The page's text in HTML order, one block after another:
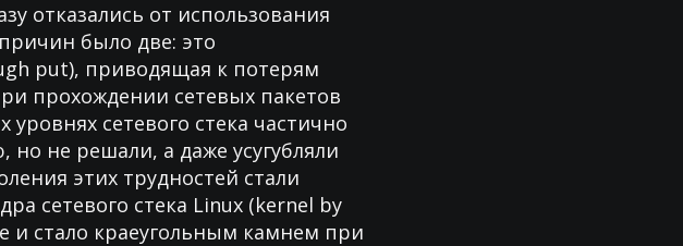
отказались от использования
было две: это
put), приводящая к потерям
прохождении сетевых пакетов
сетевого стека частично
не решали, а даже усугубляли
этих трудностей стали
сетевого стека Linux (kernel by
и стало краеугольным камнем при